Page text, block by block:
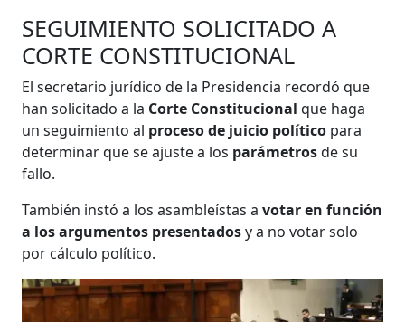
SEGUIMIENTO SOLICITADO A
CORTE CONSTITUCIONAL
El secretario jurídico de la Presidencia recordó que
han solicitado a la Corte Constitucionalque haga
un seguimiento al proceso de juicio político para
determinar que se ajuste a los parámetrosde su
fallo.
También instó a los asambleístas avotar en función
a los argumentos presentadosy a no votar solo
por cálculo político.